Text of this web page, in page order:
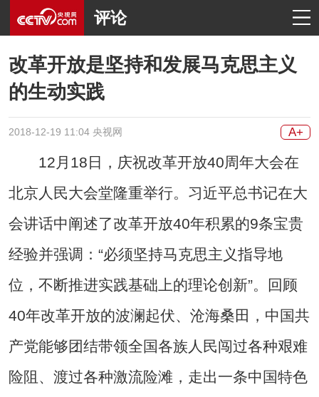
评论
改革开放是坚持和发展马克思主义
的生动实践
2018-12-19 11:04 央视网 A+
12月18日，庆祝改革开放40周年大会在
北京人民大会堂隆重举行。习近平总书记在大
会讲话中阐述了改革开放40年积累的9条宝贵
经验并强调：“必须坚持马克思主义指导地
位，不断推进实践基础上的理论创新”。回顾
40年改革开放的波澜起伏、沧海桑田，中国共
产党能够团结带领全国各族人民闯过各种艰难
险阻、渡过各种激流险滩，走出一条中国特色